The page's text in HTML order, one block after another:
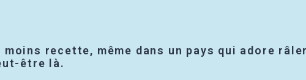
recette, même dans un pays qui adore
être là.